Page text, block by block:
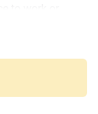
theatres
it ideal for
known